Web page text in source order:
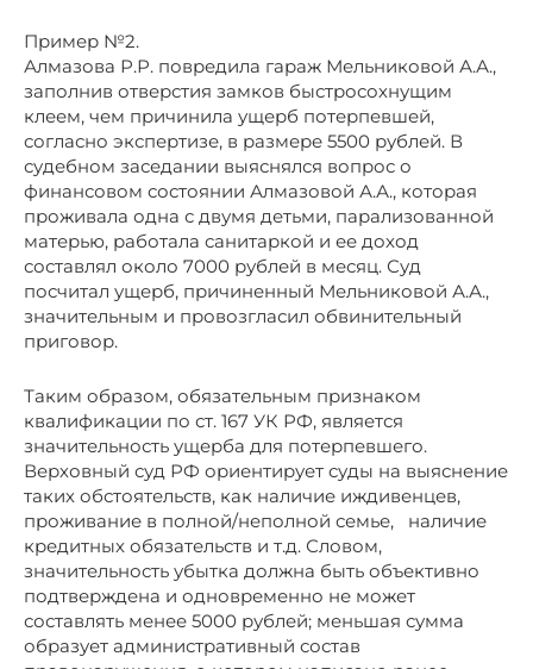
Пример №2.
Алмазова Р.Р. повредила гараж Мельниковой А.А.,
заполнив отверстия замков быстросохнущим
клеем, чем причинила ущерб потерпевшей,
согласно экспертизе, в размере 5500 рублей. В
судебном заседании выяснялся вопрос о
финансовом состоянии Алмазовой А.А., которая
проживала одна с двумя детьми, парализованной
матерью, работала санитаркой и ее доход
составлял около 7000 рублей в месяц. Суд
посчитал ущерб, причиненный Мельниковой А.А.,
значительным и провозгласил обвинительный
приговор.
Таким образом, обязательным признаком
квалификации по ст. 167 УК РФ, является
значительность ущерба для потерпевшего.
Верховный суд РФ ориентирует суды на выяснение
таких обстоятельств, как наличие иждивенцев,
проживание в полной/неполной семье, наличие
кредитных обязательств и т.д. Словом,
значительность убытка должна быть объективно
подтверждена и одновременно не может
составлять менее 5000 рублей; меньшая сумма
образует административный состав